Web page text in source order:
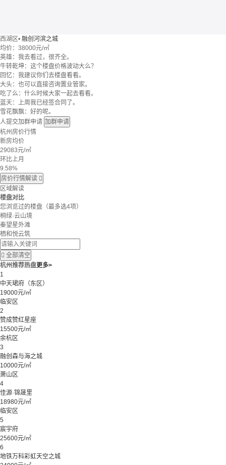
西湖区• 融创河滨之城
均价： 38000元/㎡
英雄：我去看过，很齐全。
牛转乾坤：这个楼盘价格波动大么？
回忆：我建议你们去楼盘看看。
大头：也可以直接咨询置业管家。
吃了么：什么时候大家一起去看看。
蓝天：上周我已经签合同了。
雪花飘飘：好的呢。
人提交加群申请 加群申请
杭州房价行情
新房均价
29083元/㎡
环比上月
9.58%
房价行情解读 
区域解读
楼盘对比
您浏览过的楼盘 （最多选4项）
桐绿·云山境
秦望星外滩
栖和悦云筑
 全部清空
杭州推荐热盘更多>
1
中天珺府（东区）
19000元/㎡
临安区
2
赞成赞红星座
15500元/㎡
余杭区
3
融创森与海之城
10000元/㎡
萧山区
4
佳源·锦晟里
18980元/㎡
临安区
5
宸宇府
25600元/㎡
6
地铁万科彩虹天空之城